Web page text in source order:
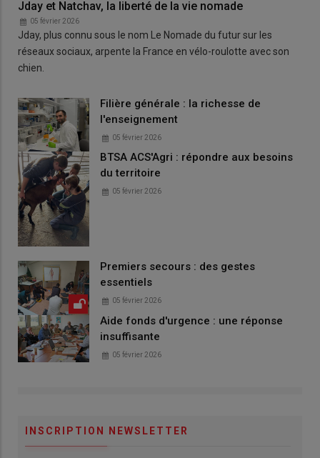
Jday et Natchav, la liberté de la vie nomade
05 février 2026
Jday, plus connu sous le nom Le Nomade du futur sur les
réseaux sociaux, arpente la France en vélo-roulotte avec son
chien.
Filière générale : la richesse de
l'enseignement
05 février 2026
BTSA ACS'Agri : répondre aux besoins
du territoire
05 février 2026
Premiers secours : des gestes
essentiels
05 février 2026
Aide fonds d'urgence : une réponse
insuffisante
05 février 2026
INSCRIPTION NEWSLETTER